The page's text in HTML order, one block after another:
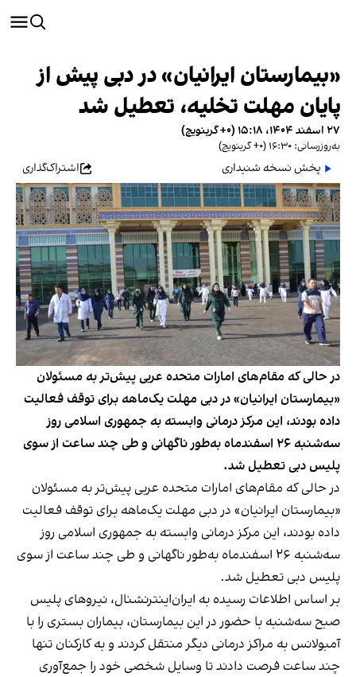
«بیمارستان ایرانیان» در دبی پیش از
پایان مهلت تخلیه، تعطیل شد
۲۷ اسفند ۱۴۰۴، ۱۵:۱۸ (‎+۰ گرینویچ)
به‌روزرسانی: ۱۶:۳۰ (‎+۰ گرینویچ)
پخش نسخه شنیداری اشتراک‌گذاری
در حالی که مقام‌های امارات متحده عربی پیش‌تر به مسئولان
«بیمارستان ایرانیان» در دبی مهلت یک‌ماهه برای توقف فعالیت
داده بودند، این مرکز درمانی وابسته به جمهوری اسلامی روز
سه‌شنبه ۲۶ اسفندماه به‌طور ناگهانی و طی چند ساعت از سوی
پلیس دبی تعطیل شد.
در حالی که مقام‌های امارات متحده عربی پیش‌تر به مسئولان
«بیمارستان ایرانیان» در دبی مهلت یک‌ماهه برای توقف فعالیت
داده بودند، این مرکز درمانی وابسته به جمهوری اسلامی روز
سه‌شنبه ۲۶ اسفندماه به‌طور ناگهانی و طی چند ساعت از سوی
پلیس دبی تعطیل شد.
بر اساس اطلاعات رسیده به ایران‌اینترنشنال، نیروهای پلیس
صبح سه‌شنبه با حضور در این بیمارستان، بیماران بستری را با
آمبولانس به مراکز درمانی دیگر منتقل کردند و به کارکنان تنها
چند ساعت فرصت دادند تا وسایل شخصی خود را جمع‌آوری